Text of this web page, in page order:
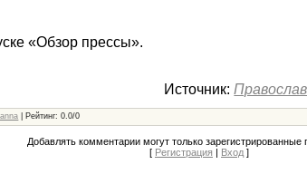
«Обзор прессы».
Источник:
Рейтинг: 0.0/0
Добавлять комментарии могут только зарегистрированные
[ Регистрация | Вход]